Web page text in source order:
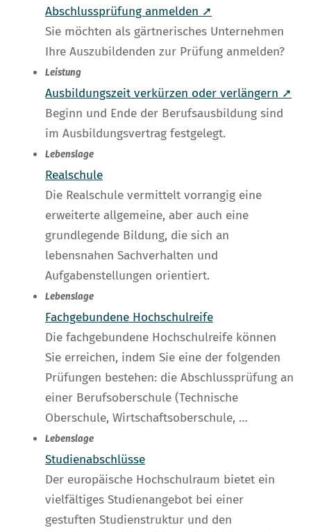
Abschlussprüfung anmelden ➚
Sie möchten als gärtnerisches Unternehmen
Ihre Auszubildenden zur Prüfung anmelden?
Leistung
Ausbildungszeit verkürzen oder verlängern ➚
Beginn und Ende der Berufsausbildung sind
im Ausbildungsvertrag festgelegt.
Lebenslage
Realschule
Die Realschule vermittelt vorrangig eine
erweiterte allgemeine, aber auch eine
grundlegende Bildung, die sich an
lebensnahen Sachverhalten und
Aufgabenstellungen orientiert.
Lebenslage
Fachgebundene Hochschulreife
Die fachgebundene Hochschulreife können
Sie erreichen, indem Sie eine der folgenden
Prüfungen bestehen: die Abschlussprüfung an
einer Berufsoberschule (Technische
Oberschule, Wirtschaftsoberschule, …
Lebenslage
Studienabschlüsse
Der europäische Hochschulraum bietet ein
vielfältiges Studienangebot bei einer
gestuften Studienstruktur und den